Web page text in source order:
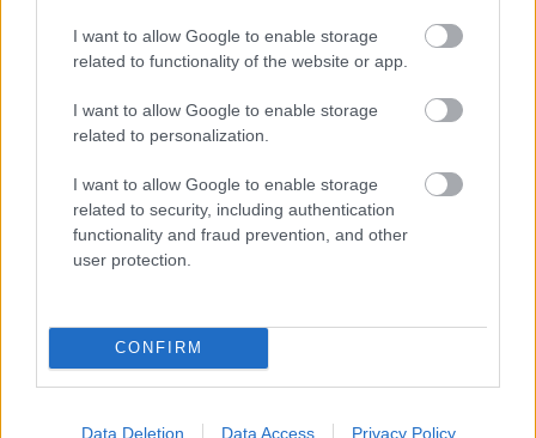
I want to allow Google to enable storage
related to functionality of the website or app.
I want to allow Google to enable storage
related to personalization.
I want to allow Google to enable storage
related to security, including authentication
functionality and fraud prevention, and other
user protection.
CONFIRM
Data Deletion Data Access Privacy Policy
Új nejlonanyagokból készülnek
nyomatok
on-demand gyártó-piacterén kínál újabb
nyomtatóanyagokat, négy kiváló minőségű nejlont.
Mivel a Xometry ügyfélköre kezdő cégektől Fortune
100-as nagyvállalatokig rendkívül szerteágazó, a két